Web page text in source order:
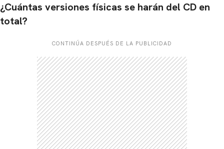
¿Cuántas versiones físicas se harán del CD en
total?
CONTINÚA DESPUÉS DE LA PUBLICIDAD